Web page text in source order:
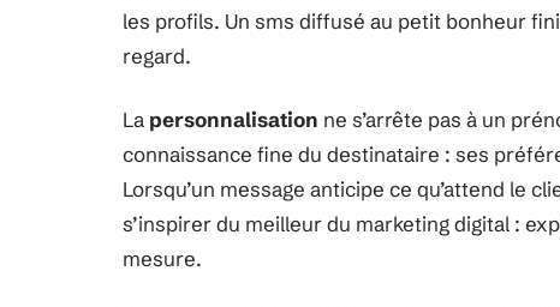
les profils. Un sms diffusé au petit bonheur
regard.
La personnalisation ne s’arrête pas à un
connaissance fine du destinataire : ses
Lorsqu’un message anticipe ce qu’attend le
s’inspirer du meilleur du marketing digital :
mesure.